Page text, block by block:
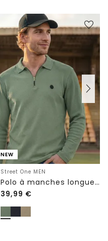
NEW
Street One MEN
Polo à manches longues avec fermeture éclair
39,99 €